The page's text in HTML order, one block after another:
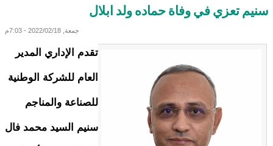
سنيم تعزي في وفاة حماده ولد ابلال
جمعة, 2022/02/18 - 7:03م
تقدم الإداري المدير
العام للشركة الوطنية
للصناعة والمناجم
سنيم السيد محمد فال